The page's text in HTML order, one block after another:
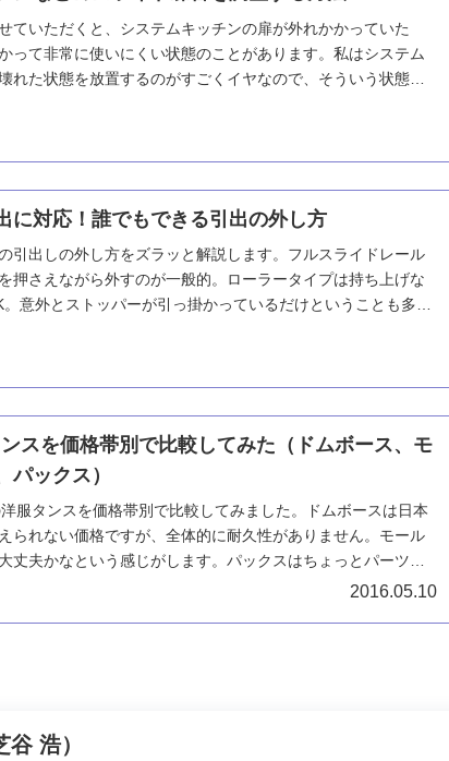
ていただくと、システムキッチンの扉が外れかかっていた
って非常に使いにくい状態のことがあります。私はシステム
れた状態を放置するのがすごくイヤなので、そういう状態は
に対応！誰でもできる引出の外し方
引出しの外し方をズラッと解説します。フルスライドレール
押さえながら外すのが一般的。ローラータイプは持ち上げな
意外とストッパーが引っ掛かっているだけということも多い
スを価格帯別で比較してみた（ドムボース、モ
パックス）
服タンスを価格帯別で比較してみました。ドムボースは日本
られない価格ですが、全体的に耐久性がありません。モール
丈夫かなという感じがします。パックスはちょっとパーツを
てしまい、国産家具が買えそうな値段です。
2016.05.10
浩）